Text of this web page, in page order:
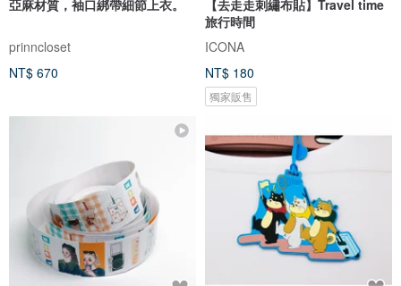
亞麻材質，袖口綁帶細節上衣。
prinncloset
NT$ 670
【去走走刺繡布貼】Travel time
旅行時間
ICONA
NT$ 180
獨家販售